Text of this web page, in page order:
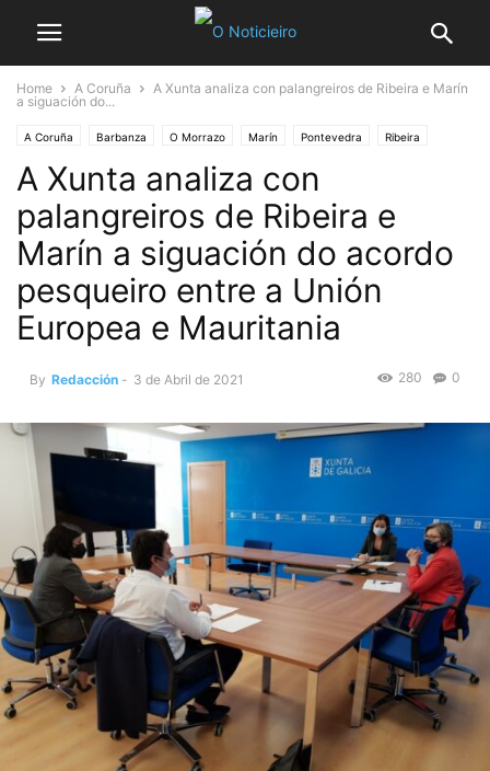
Home A Coruña
A Xunta analiza con palangreiros de Ribeira e Marín
a siguación do...
A Coruña Barbanza O Morrazo Marín Pontevedra Ribeira
A Xunta analiza con
palangreiros de Ribeira e
Marín a siguación do acordo
pesqueiro entre a Unión
Europea e Mauritania
By Redacción - 3 de Abril de 2021 0
280